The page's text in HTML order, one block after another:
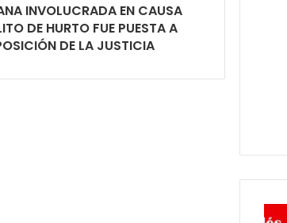
INVOLUCRADA EN CAUSA
DE HURTO FUE PUESTA A
DE LA JUSTICIA